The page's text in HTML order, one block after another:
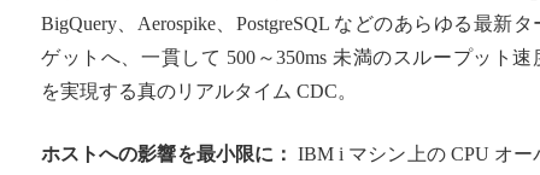
BigQuery、Aerospike、PostgreSQL などのあらゆる最新タ
ゲットへ、一貫して 500～350ms 未満のスループット速
を実現する真のリアルタイム CDC。
ホストへの影響を最小限に： IBM i マシン上の CPU オー